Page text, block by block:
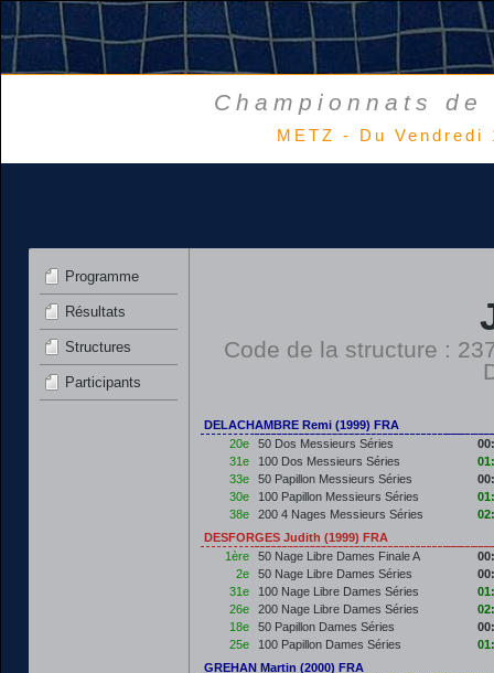
Championnats
METZ - Du
Programme
Résultats
Structures
Participants
Code de la structure :
DELACHAMBRE Remi (1999) FRA
20e
50 Dos Messieurs Séries
31e
100 Dos Messieurs Séries
33e
50 Papillon Messieurs Séries
30e
100 Papillon Messieurs Séries
38e
200 4 Nages Messieurs Séries
DESFORGES Judith (1999) FRA
1ère
50 Nage Libre Dames Finale A
2e
50 Nage Libre Dames Séries
31e
100 Nage Libre Dames Séries
26e
200 Nage Libre Dames Séries
18e
50 Papillon Dames Séries
25e
100 Papillon Dames Séries
GREHAN Martin (2000) FRA